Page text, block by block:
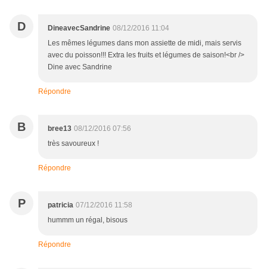
D DineavecSandrine 08/12/2016 11:04
Les mêmes légumes dans mon assiette de midi, mais servis
avec du poisson!!! Extra les fruits et légumes de saison!<br />
Dine avec Sandrine
Répondre
B bree13 08/12/2016 07:56
très savoureux !
Répondre
P patricia 07/12/2016 11:58
hummm un régal, bisous
Répondre